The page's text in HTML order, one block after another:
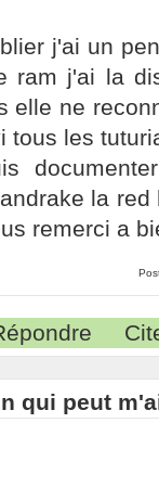
j'ai un
ram j'ai la
elle ne
tous les
la
remerci a
qui peut